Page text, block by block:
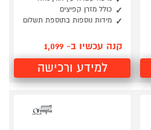
כולל מזרן קפיצים
מידות נוספות בתוספת תשלום
קנה עכשיו ב- 1,099
למידע ורכישה